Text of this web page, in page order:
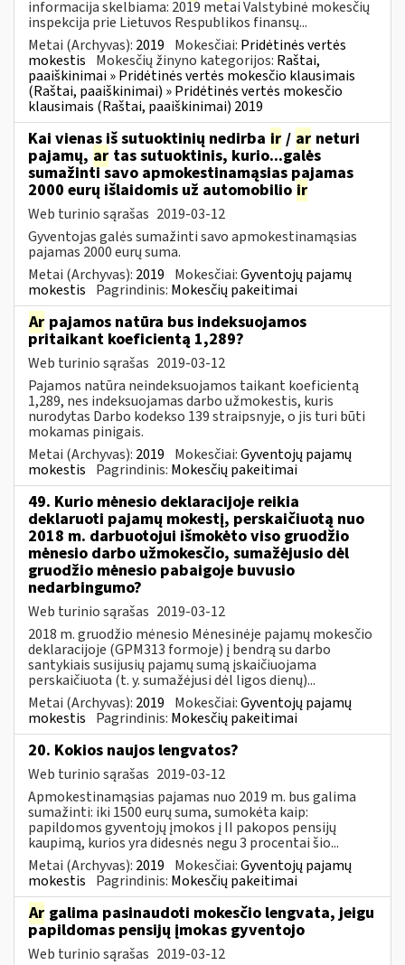
informacija skelbiama: 2019 metai Valstybinė mokesčių
inspekcija prie Lietuvos Respublikos finansų...
Metai (Archyvas): 2019 Mokesčiai: Pridėtinės vertės
mokestis Mokesčių žinyno kategorijos: Raštai,
paaiškinimai » Pridėtinės vertės mokesčio klausimais
(Raštai, paaiškinimai) » Pridėtinės vertės mokesčio
klausimais (Raštai, paaiškinimai) 2019
Kai vienas iš sutuoktinių nedirba ir / ar neturi
pajamų, ar tas sutuoktinis, kurio...galės
sumažinti savo apmokestinamąsias pajamas
2000 eurų išlaidomis už automobilio ir
Web turinio sąrašas 2019-03-12
Gyventojas galės sumažinti savo apmokestinamąsias
pajamas 2000 eurų suma.
Metai (Archyvas): 2019 Mokesčiai:Gyventojų pajamų
mokestis Pagrindinis: Mokesčių pakeitimai
Ar pajamos natūra bus indeksuojamos
pritaikant koeficientą 1,289?
Web turinio sąrašas 2019-03-12
Pajamos natūra neindeksuojamos taikant koeficientą
1,289, nes indeksuojamas darbo užmokestis, kuris
nurodytas Darbo kodekso 139 straipsnyje, o jis turi būti
mokamas pinigais.
Metai (Archyvas): 2019 Mokesčiai:Gyventojų pajamų
mokestis Pagrindinis: Mokesčių pakeitimai
49. Kurio mėnesio deklaracijoje reikia
deklaruoti pajamų mokestį, perskaičiuotą nuo
2018 m. darbuotojui išmokėto viso gruodžio
mėnesio darbo užmokesčio, sumažėjusio dėl
gruodžio mėnesio pabaigoje buvusio
nedarbingumo?
Web turinio sąrašas 2019-03-12
2018 m. gruodžio mėnesio Mėnesinėje pajamų mokesčio
deklaracijoje (GPM313 formoje) į bendrą su darbo
santykiais susijusių pajamų sumą įskaičiuojama
perskaičiuota (t. y. sumažėjusi dėl ligos dienų)...
Metai (Archyvas): 2019 Mokesčiai:Gyventojų pajamų
mokestis Pagrindinis: Mokesčių pakeitimai
20. Kokios naujos lengvatos?
Web turinio sąrašas 2019-03-12
Apmokestinamąsias pajamas nuo 2019 m. bus galima
sumažinti: iki 1500 eurų suma, sumokėta kaip:
papildomos gyventojų įmokos į II pakopos pensijų
kaupimą, kurios yra didesnės negu 3 procentai šio...
Metai (Archyvas): 2019 Mokesčiai:Gyventojų pajamų
mokestis Pagrindinis: Mokesčių pakeitimai
Ar galima pasinaudoti mokesčio lengvata, jeigu
papildomas pensijų įmokas gyventojo
Web turinio sąrašas 2019-03-12